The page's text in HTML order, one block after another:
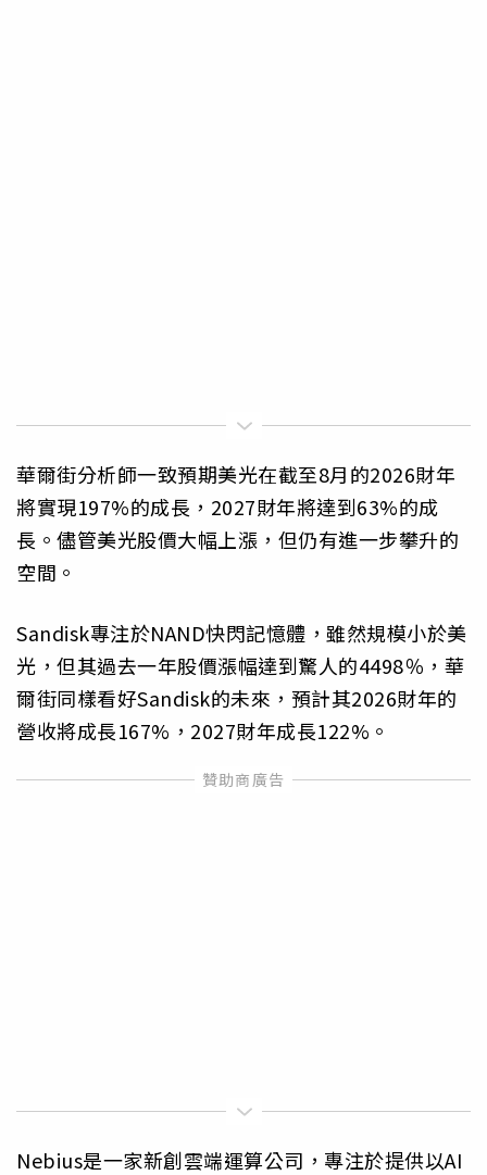
華爾街分析師一致預期美光在截至8月的2026財年
將實現197%的成長，2027財年將達到63%的成
長。儘管美光股價大幅上漲，但仍有進一步攀升的
空間。
Sandisk專注於NAND快閃記憶體，雖然規模小於美
光，但其過去一年股價漲幅達到驚人的4498％，華
爾街同樣看好Sandisk的未來，預計其2026財年的
營收將成長167%，2027財年成長122%。
Nebius是一家新創雲端運算公司，專注於提供以AI